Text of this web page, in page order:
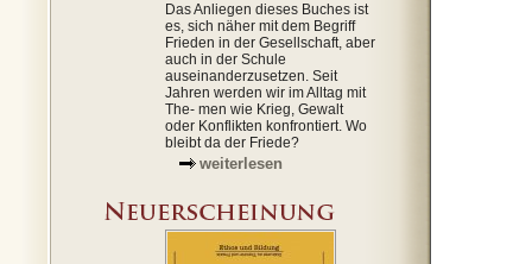
Das Anliegen dieses Buches ist
es, sich näher mit dem Begriff
Frieden in der Gesellschaft, aber
auch in der Schule
auseinanderzusetzen. Seit
Jahren werden wir im Alltag mit
The- men wie Krieg, Gewalt
oder Konflikten konfrontiert. Wo
bleibt da der Friede?
weiterlesen